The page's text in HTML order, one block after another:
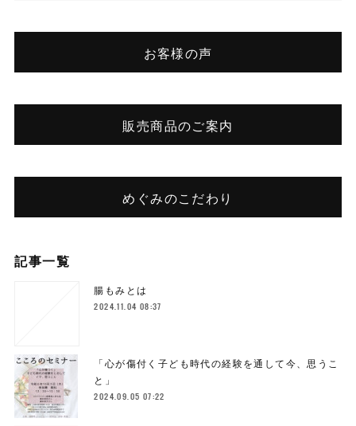
お客様の声
販売商品のご案内
めぐみのこだわり
記事一覧
腸もみとは
2024.11.04 08:37
「心が傷付く子ども時代の経験を通して今、思うこ
と」
2024.09.05 07:22